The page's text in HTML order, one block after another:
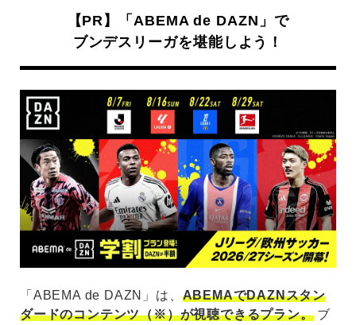
【PR】「ABEMA de DAZN」で
ブンデスリーガを堪能しよう！
「ABEMA de DAZN」は、 ABEMAでDAZNスタン
ダードのコンテンツ（※）が視聴できるプラン。ブ